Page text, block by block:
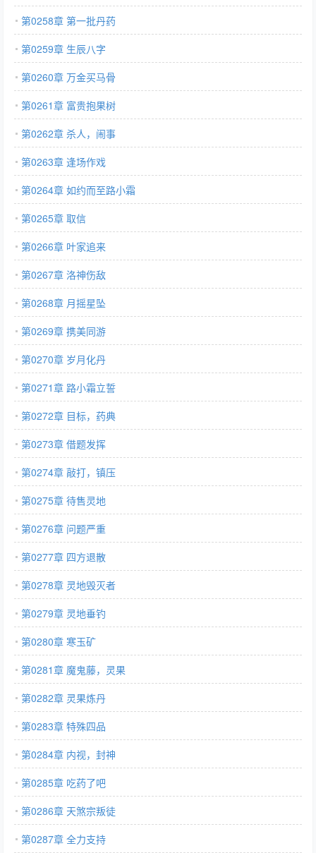
第0258章 第一批丹药
第0259章 生辰八字
第0260章 万金买马骨
第0261章 富贵抱果树
第0262章 杀人，闹事
第0263章 逢场作戏
第0264章 如约而至路小霜
第0265章 取信
第0266章 叶家追来
第0267章 洛神伤敌
第0268章 月摇星坠
第0269章 携美同游
第0270章 岁月化丹
第0271章 路小霜立誓
第0272章 目标，药典
第0273章 借题发挥
第0274章 敲打，镇压
第0275章 待售灵地
第0276章 问题严重
第0277章 四方退散
第0278章 灵地毁灭者
第0279章 灵地垂钓
第0280章 寒玉矿
第0281章 魔鬼藤，灵果
第0282章 灵果炼丹
第0283章 特殊四品
第0284章 内视，封神
第0285章 吃药了吧
第0286章 天煞宗叛徒
第0287章 全力支持